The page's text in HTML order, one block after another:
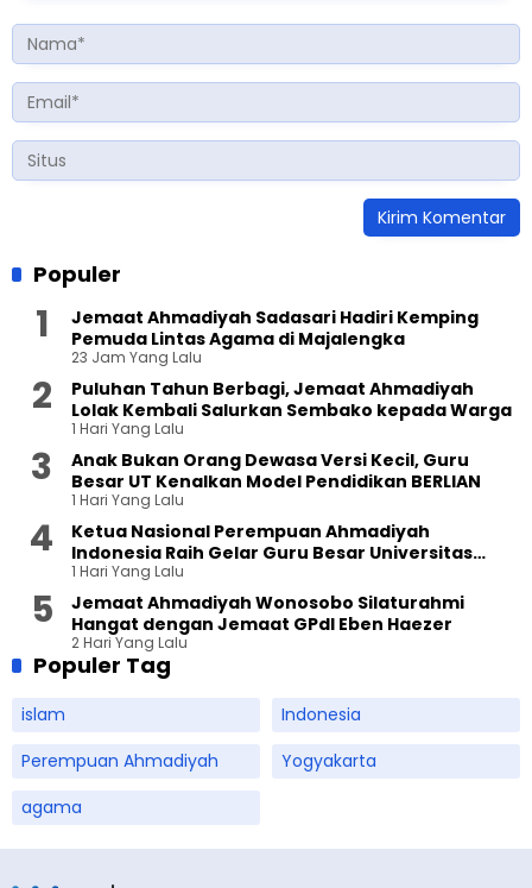
Populer
Jemaat Ahmadiyah Sadasari Hadiri Kemping
Pemuda Lintas Agama di Majalengka
23 Jam Yang Lalu
Puluhan Tahun Berbagi, Jemaat Ahmadiyah
Lolak Kembali Salurkan Sembako kepada Warga
1 Hari Yang Lalu
Anak Bukan Orang Dewasa Versi Kecil, Guru
Besar UT Kenalkan Model Pendidikan BERLIAN
1 Hari Yang Lalu
Ketua Nasional Perempuan Ahmadiyah
Indonesia Raih Gelar Guru Besar Universitas
Terbuka
1 Hari Yang Lalu
Jemaat Ahmadiyah Wonosobo Silaturahmi
Hangat dengan Jemaat GPdI Eben Haezer
2 Hari Yang Lalu
Populer Tag
islam
Indonesia
Perempuan Ahmadiyah
Yogyakarta
agama